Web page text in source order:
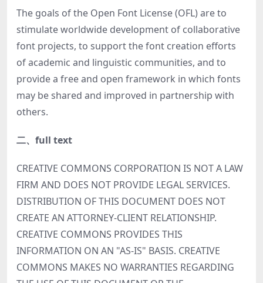
The goals of the Open Font License (OFL) are to
stimulate worldwide development of collaborative
font projects, to support the font creation efforts
of academic and linguistic communities, and to
provide a free and open framework in which fonts
may be shared and improved in partnership with
others.
二、full text
CREATIVE COMMONS CORPORATION IS NOT A LAW
FIRM AND DOES NOT PROVIDE LEGAL SERVICES.
DISTRIBUTION OF THIS DOCUMENT DOES NOT
CREATE AN ATTORNEY-CLIENT RELATIONSHIP.
CREATIVE COMMONS PROVIDES THIS
INFORMATION ON AN "AS-IS" BASIS. CREATIVE
COMMONS MAKES NO WARRANTIES REGARDING